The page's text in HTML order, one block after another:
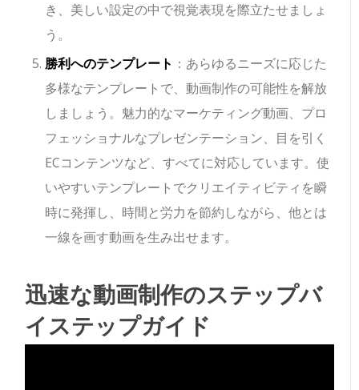
き、美しい設定の中で視覚表現を際立たせましょ
う。
勝利へのテンプレート ：あらゆるニーズに応じた
多様なテンプレートで、動画制作の可能性を解放
しましょう。魅力的なマーケティング動画、プロ
フェッショナルなプレゼンテーション、目を引く
ECコンテンツなど、すべてに対応しています。使
いやすいテンプレートでクリエイティビティを瞬
時に発揮し、時間と労力を節約しながら、他とは
一線を画す動画を生み出せます。
迅速な動画制作のステップバ
イステップガイド